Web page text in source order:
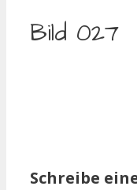
Bild 027
Schreibe